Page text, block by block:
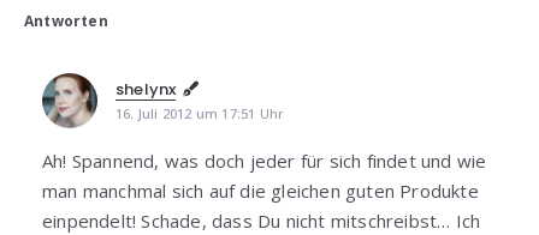
Antworten
shelynx
16. Juli 2012 um 17:51 Uhr
Ah! Spannend, was doch jeder für sich findet und wie
man manchmal sich auf die gleichen guten Produkte
einpendelt! Schade, dass Du nicht mitschreibst… Ich